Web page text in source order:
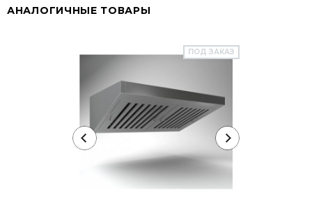
АНАЛОГИЧНЫЕ ТОВАРЫ
ПОД ЗАКАЗ